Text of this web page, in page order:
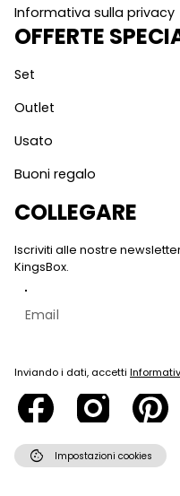
Informativa sulla privacy
OFFERTE
Set
Outlet
Usato
Buoni regalo
COLLEGARE
Iscriviti alle nostre
KingsBox.
Inviando i dati, accetti
cookie Impostazioni cookies